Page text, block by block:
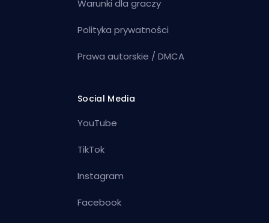
Warunki dla graczy
Polityka prywatności
Prawa autorskie / DMCA
Social Media
YouTube
TikTok
Instagram
Facebook